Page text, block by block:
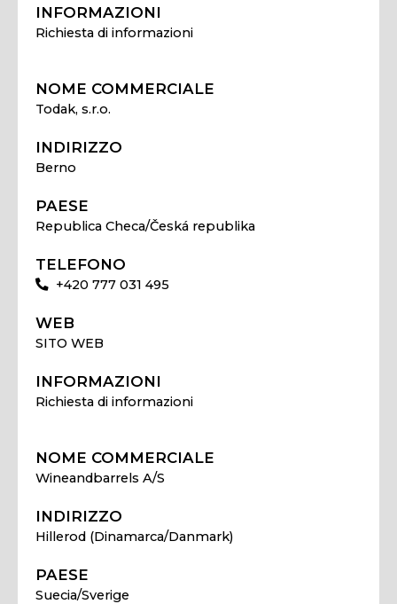
INFORMAZIONI
Richiesta di informazioni
NOME COMMERCIALE
Todak, s.r.o.
INDIRIZZO
Berno
PAESE
Republica Checa/Česká republika
TELEFONO
+420 777 031 495
WEB
SITO WEB
INFORMAZIONI
Richiesta di informazioni
NOME COMMERCIALE
Wineandbarrels A/S
INDIRIZZO
Hillerod (Dinamarca/Danmark)
PAESE
Suecia/Sverige